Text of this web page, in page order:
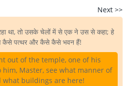
Next >>
था, तो उसके चेलों में से एक ने उस से कहा; हे
पत्थर और कैसे कैसे भवन हैं!
out of the temple, one of his
Master, see what manner of
what buildings are here!